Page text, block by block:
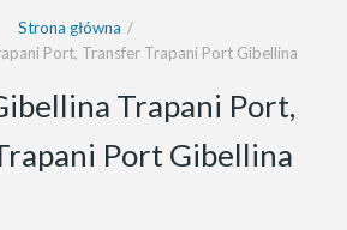
Strona główna
Port, Transfer Trapani Port Gibellina
Trapani Port,
Port Gibellina